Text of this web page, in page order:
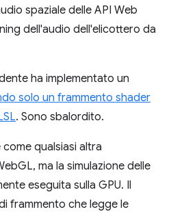
spaziale delle API Web
dell'audio dell'elicottero da
ha implementato un
solo un frammento shader
. Sono sbalordito.
qualsiasi altra
ma la simulazione delle
eseguita sulla GPU. Il
frammento che legge le